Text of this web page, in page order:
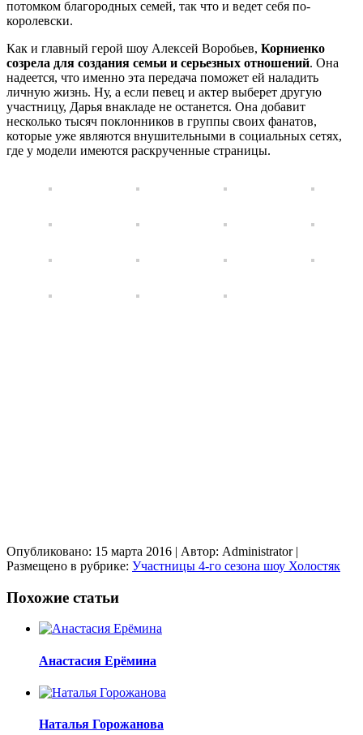
потомком благородных семей, так что и ведет себя по-
королевски.
Как и главный герой шоу Алексей Воробьев, Корниенко
созрела для создания семьи и серьезных отношений. Она
надеется, что именно эта передача поможет ей наладить
личную жизнь. Ну, а если певец и актер выберет другую
участницу, Дарья внакладе не останется. Она добавит
несколько тысяч поклонников в группы своих фанатов,
которые уже являются внушительными в социальных сетях,
где у модели имеются раскрученные страницы.
Опубликовано: 15 марта 2016 | Автор: Administrator |
Размещено в рубрике: Участницы 4-го сезона шоу Холостяк
Похожие статьи
Анастасия Ерёмина
Наталья Горожанова